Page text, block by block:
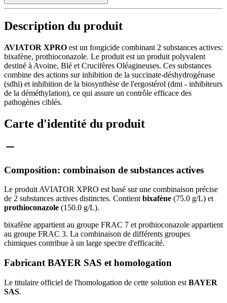
Description du produit
AVIATOR XPRO est un fongicide combinant 2 substances actives:
bixafène, prothioconazole. Le produit est un produit polyvalent
destiné à Avoine, Blé et Crucifères Oléagineuses. Ces substances
combine des actions sur inhibition de la succinate-déshydrogénase
(sdhi) et inhibition de la biosynthèse de l'ergostérol (dmi - inhibiteurs
de la déméthylation), ce qui assure un contrôle efficace des
pathogènes ciblés.
Carte d'identité du produit
Composition: combinaison de substances actives
Le produit AVIATOR XPRO est basé sur une combinaison précise
de 2 substances actives distinctes. Contient bixafène (75.0 g/L) et
prothioconazole (150.0 g/L).
bixafène appartient au groupe FRAC 7 et prothioconazole appartient
au groupe FRAC 3. La combinaison de différents groupes
chimiques contribue à un large spectre d'efficacité.
Fabricant BAYER SAS et homologation
Le titulaire officiel de l'homologation de cette solution est BAYER
SAS.